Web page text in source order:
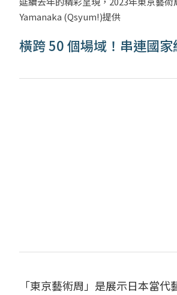
Yamanaka (Qsyum!)提供
橫跨 50 個場域！串連國
「東京藝術周」是展示日本當